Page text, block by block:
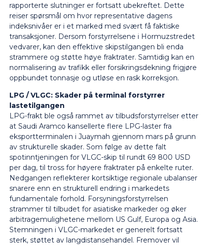
rapporterte slutninger er fortsatt ubekreftet. Dette
reiser spørsmål om hvor representative dagens
indeksnivåer er i et marked med svært få faktiske
transaksjoner. Dersom forstyrrelsene i Hormuzstredet
vedvarer, kan den effektive skipstilgangen bli enda
strammere og støtte høye fraktrater. Samtidig kan en
normalisering av trafikk eller forsikringsdekning frigjøre
oppbundet tonnasje og utløse en rask korreksjon.
LPG / VLGC: Skader på terminal forstyrrer
lastetilgangen
LPG-frakt ble også rammet av tilbudsforstyrrelser etter
at Saudi Aramco kansellerte flere LPG-laster fra
eksportterminalen i Juaymah gjennom mars på grunn
av strukturelle skader. Som følge av dette falt
spotinntjeningen for VLGC-skip til rundt 69 800 USD
per dag, til tross for høyere fraktrater på enkelte ruter.
Nedgangen reflekterer kortsiktige regionale ubalanser
snarere enn en strukturell endring i markedets
fundamentale forhold. Forsyningsforstyrrelsen
strammer til tilbudet for asiatiske markeder og øker
arbitragemulighetene mellom US Gulf, Europa og Asia.
Stemningen i VLGC-markedet er generelt fortsatt
sterk, støttet av langdistansehandel. Fremover vil